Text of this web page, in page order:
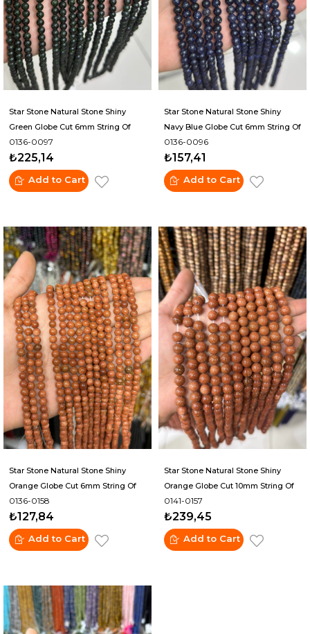
Star Stone Natural Stone Shiny
Green Globe Cut 6mm String Of
Beads
0136-0097
₺225,14
Add to Cart
Star Stone Natural Stone Shiny
Navy Blue Globe Cut 6mm String Of
Beads
0136-0096
₺157,41
Add to Cart
Star Stone Natural Stone Shiny
Orange Globe Cut 6mm String Of
Beads
0136-0158
₺127,84
Add to Cart
Star Stone Natural Stone Shiny
Orange Globe Cut 10mm String Of
Beads
0141-0157
₺239,45
Add to Cart